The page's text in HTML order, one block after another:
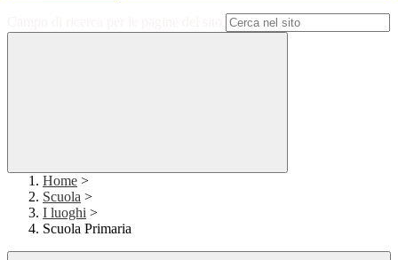
Home >
Scuola >
I luoghi >
Scuola Primaria